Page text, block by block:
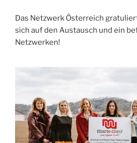
Das Netzwerk Österreich
sich auf den Austausch und ein
Netzwerken!